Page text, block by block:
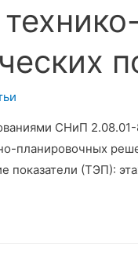
СНиП
планировочных
показатели (ТЭП):